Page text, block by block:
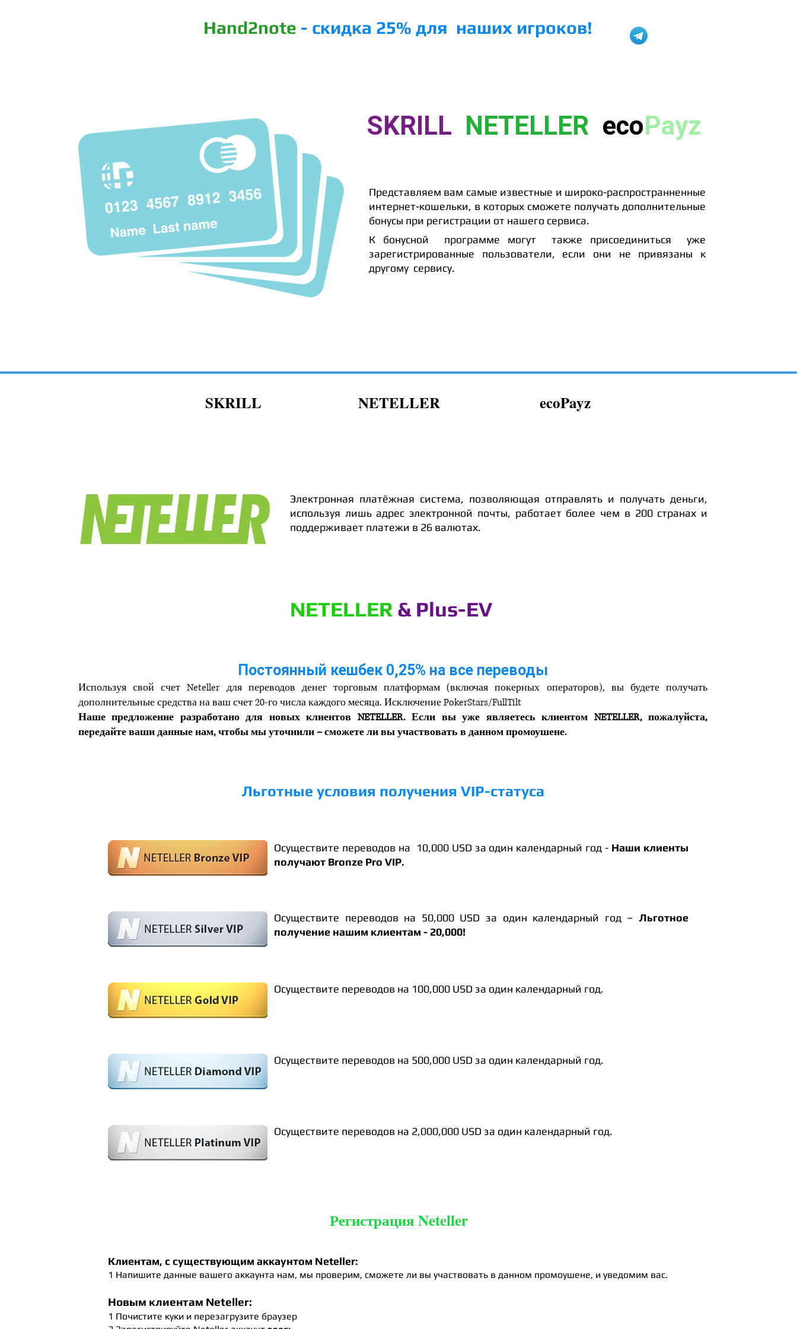
SKRILL NETELLER ecoPayz
Представляем вам самые известные и широко-распространненные
интернет-кошельки, в которых сможете получать дополнительные
бонусы при регистрации от нашего сервиса.
К бонусной программе могут также присоединиться уже
зарегистрированные пользователи, если они не привязаны к
другому сервису.
SKRILL NETELLER ecoPayz
Электронная платёжная система, позволяющая отправлять и получать деньги,
используя лишь адрес электронной почты, работает более чем в 200 странах и
поддерживает платежи в 26 валютах.
NETELLER & Plus-EV
Постоянный кешбек 0,25% на все переводы
Используя свой счет Neteller для переводов денег торговым платформам (включая покерных операторов), вы будете получать
дополнительные средства на ваш счет 20-го числа каждого месяца. Исключение PokerStars/FullTilt
Наше предложение разработано для новых клиентов NETELLER. Если вы уже являетесь клиентом NETELLER, пожалуйста,
передайте ваши данные нам, чтобы мы уточнили – сможете ли вы участвовать в данном промоушене.
Льготные условия получения VIP-статуса
Осуществите переводов на 10,000 USD за один календарный год - Наши клиенты
получают Bronze Pro VIP.
Осуществите переводов на 50,000 USD за один календарный год – Льготное
получение нашим клиентам - 20,000!
Осуществите переводов на 100,000 USD за один календарный год.
Осуществите переводов на 500,000 USD за один календарный год.
Осуществите переводов на 2,000,000 USD за один календарный год.
Регистрация Neteller
Клиентам, с существующим аккаунтом Neteller:
1 Напишите данные вашего аккаунта нам, мы проверим, сможете ли вы участвовать в данном промоушене, и уведомим вас.
Новым клиентам Neteller:
1 Почистите куки и перезагрузите браузер
Hand2note - скидка 25% для наших игроков!